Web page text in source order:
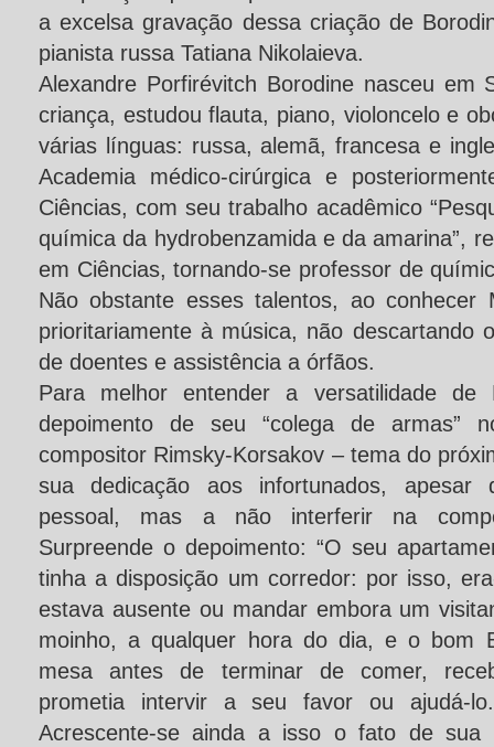
a excelsa gravação dessa criação de
pianista russa Tatiana Nikolaieva.
Alexandre Porfirévitch Borodine nasceu em
criança, estudou flauta, piano, violoncelo e
várias línguas: russa, alemã, francesa e
Academia médico-cirúrgica e
Ciências, com seu trabalho acadêmico
química da hydrobenzamida e da amarina”,
em Ciências, tornando-se professor de
Não obstante esses talentos, ao conhecer
prioritariamente à música, não descartando
de doentes e assistência a órfãos.
Para melhor entender a versatilidade de
depoimento de seu “colega de armas”
compositor Rimsky-Korsakov – tema do
sua dedicação aos infortunados, apesar
pessoal, mas a não interferir na
Surpreende o depoimento: “O seu
tinha a disposição um corredor: por isso,
estava ausente ou mandar embora um
moinho, a qualquer hora do dia, e o bom
mesa antes de terminar de comer,
prometia intervir a seu favor ou ajudá-
Acrescente-se ainda a isso o fato de sua